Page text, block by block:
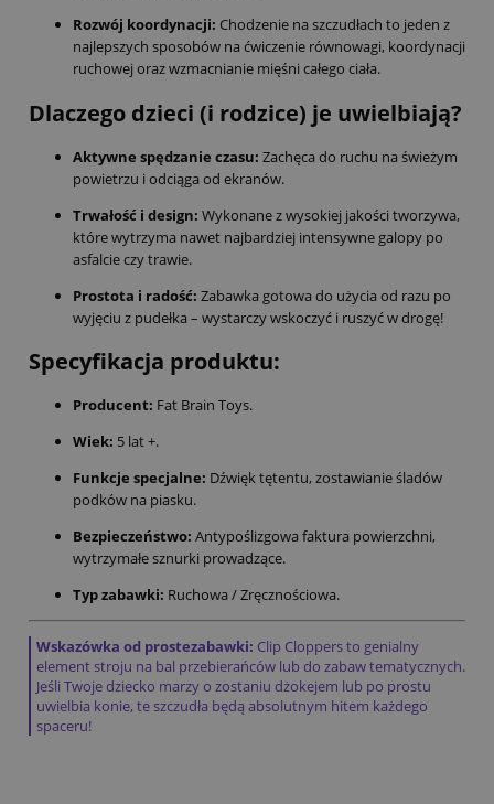
Rozwój koordynacji: Chodzenie na szczudłach to jeden z
najlepszych sposobów na ćwiczenie równowagi, koordynacji
ruchowej oraz wzmacnianie mięśni całego ciała.
Dlaczego dzieci (i rodzice) je uwielbiają?
Aktywne spędzanie czasu: Zachęca do ruchu na świeżym
powietrzu i odciąga od ekranów.
Trwałość i design: Wykonane z wysokiej jakości tworzywa,
które wytrzyma nawet najbardziej intensywne galopy po
asfalcie czy trawie.
Prostota i radość: Zabawka gotowa do użycia od razu po
wyjęciu z pudełka – wystarczy wskoczyć i ruszyć w drogę!
Specyfikacja produktu:
Producent: Fat Brain Toys.
Wiek: 5 lat +.
Funkcje specjalne: Dźwięk tętentu, zostawianie śladów
podków na piasku.
Bezpieczeństwo: Antypoślizgowa faktura powierzchni,
wytrzymałe sznurki prowadzące.
Typ zabawki: Ruchowa / Zręcznościowa.
Wskazówka od prostezabawki: Clip Cloppers to genialny
element stroju na bal przebierańców lub do zabaw tematycznych.
Jeśli Twoje dziecko marzy o zostaniu dżokejem lub po prostu
uwielbia konie, te szczudła będą absolutnym hitem każdego
spaceru!